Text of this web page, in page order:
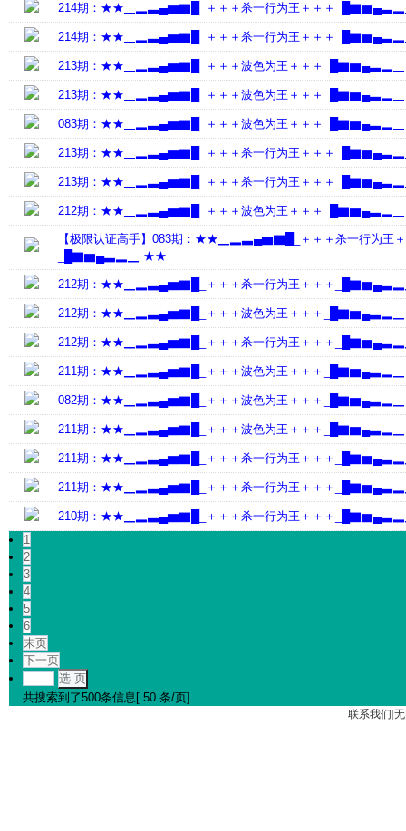
214期：★★▁▂▃▄▆▇█_＋＋＋杀一行为王＋＋＋
214期：★★▁▂▃▄▆▇█_＋＋＋杀一行为王＋＋＋
213期：★★▁▂▃▄▆▇█_＋＋＋波色为王＋＋＋
213期：★★▁▂▃▄▆▇█_＋＋＋波色为王＋＋＋
083期：★★▁▂▃▄▆▇█_＋＋＋波色为王＋＋＋
213期：★★▁▂▃▄▆▇█_＋＋＋杀一行为王＋＋＋
213期：★★▁▂▃▄▆▇█_＋＋＋杀一行为王＋＋＋
212期：★★▁▂▃▄▆▇█_＋＋＋波色为王＋＋＋
【极限认证高手】083期：★★▁▂▃▄▆▇█_＋＋＋杀一行为王
_█▇▆▄▃▂▁ ★★
212期：★★▁▂▃▄▆▇█_＋＋＋杀一行为王＋＋＋
212期：★★▁▂▃▄▆▇█_＋＋＋波色为王＋＋＋
212期：★★▁▂▃▄▆▇█_＋＋＋杀一行为王＋＋＋
211期：★★▁▂▃▄▆▇█_＋＋＋波色为王＋＋＋
082期：★★▁▂▃▄▆▇█_＋＋＋波色为王＋＋＋
211期：★★▁▂▃▄▆▇█_＋＋＋波色为王＋＋＋
211期：★★▁▂▃▄▆▇█_＋＋＋杀一行为王＋＋＋
211期：★★▁▂▃▄▆▇█_＋＋＋杀一行为王＋＋＋
210期：★★▁▂▃▄▆▇█_＋＋＋杀一行为王＋＋＋
1
2
3
4
5
6
末页
下一页
选 页
共搜索到了500条信息[ 50 条/页]
联系我们